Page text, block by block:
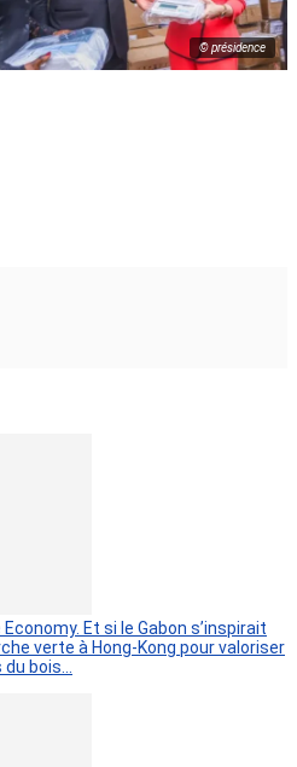
© présidence
Et si le Gabon s’inspirait
verte à Hong-Kong pour valoriser
bois…